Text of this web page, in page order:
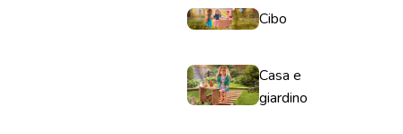
Cibo
Casa e
giardino